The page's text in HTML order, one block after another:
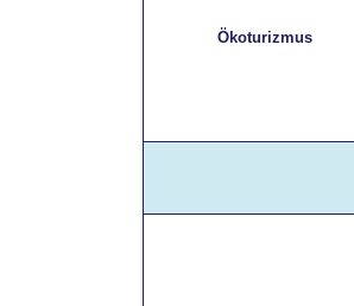
Ökoturizmus